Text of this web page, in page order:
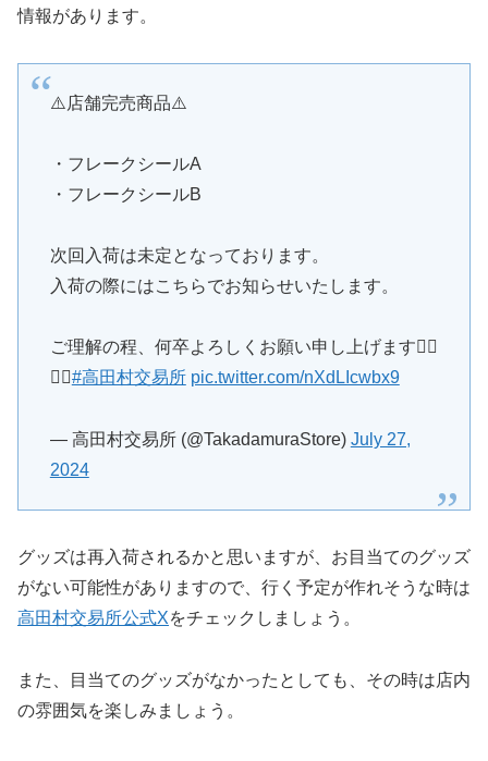
情報があります。
⚠️店舗完売商品⚠️
・フレークシールA
・フレークシールB
次回入荷は未定となっております。
入荷の際にはこちらでお知らせいたします。
ご理解の程、何卒よろしくお願い申し上げます🙇‍♀️
🙇‍♂️#高田村交易所 pic.twitter.com/nXdLIcwbx9
— 高田村交易所 (@TakadamuraStore) July 27,
2024
グッズは再入荷されるかと思いますが、お目当てのグッズ
がない可能性がありますので、行く予定が作れそうな時は
高田村交易所公式Xをチェックしましょう。
また、目当てのグッズがなかったとしても、その時は店内
の雰囲気を楽しみましょう。